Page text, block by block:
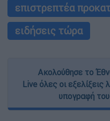
functionality and fraud
user protection.
επιστρεπτέα
ειδήσεις τώρα
Ακολούθησε το
Live όλες οι
υπογραφή